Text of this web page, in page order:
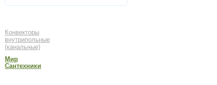
Конвекторы
внутрипольные
(канальные)
Мир
Сантехники